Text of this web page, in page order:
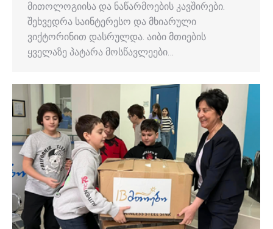
მითოლოგიისა და ნაწარმოების კავშირები.
შეხვედრა საინტერესო და მხიარული
ვიქტორინით დასრულდა. აიბი მთიების
ყველაზე პატარა მოსწავლეები…